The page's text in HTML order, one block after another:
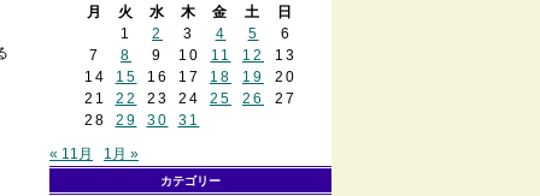
月
火 水 木 金 土
日
1
2 3 4 5
6
7
8 9 10 11 12
13
14
15 16 17 18 19
20
21
22 23 24 25 26
27
28
29 30
31
« 11月
1月 »
カテゴリー